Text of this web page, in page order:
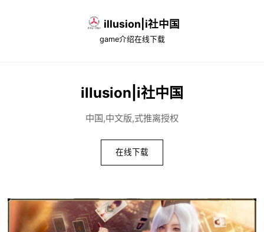
illusion|i社中国
game介绍在线下载
illusion|i社中国
中国,中文版,式推离授权
在线下载